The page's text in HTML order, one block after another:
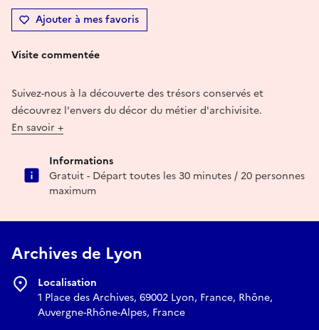
Ajouter à mes favoris
Visite commentée
Suivez-nous à la découverte des trésors conservés et
découvrez l'envers du décor du métier d'archivisite.
En savoir +
Informations
Gratuit - Départ toutes les 30 minutes / 20 personnes
maximum
Archives de Lyon
Localisation
1 Place des Archives, 69002 Lyon, France, Rhône,
Auvergne-Rhône-Alpes, France